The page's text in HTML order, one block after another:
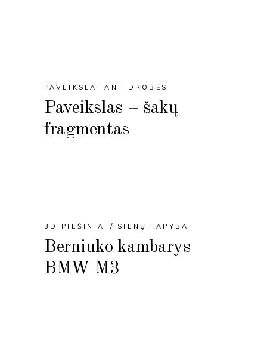
PAVEIKSLAI ANT DROBĖS
Paveikslas – šakų
fragmentas
3D PIEŠINIAI SIENŲ TAPYBA
Berniuko kambarys
BMW M3